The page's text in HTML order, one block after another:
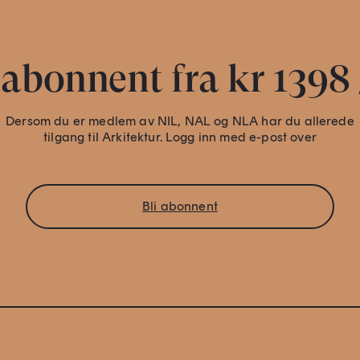
fra kr 1398
Dersom du er medlem av NIL, NAL og NLA har du allerede
tilgang til Arkitektur. Logg inn med e-post over
Bli abonnent